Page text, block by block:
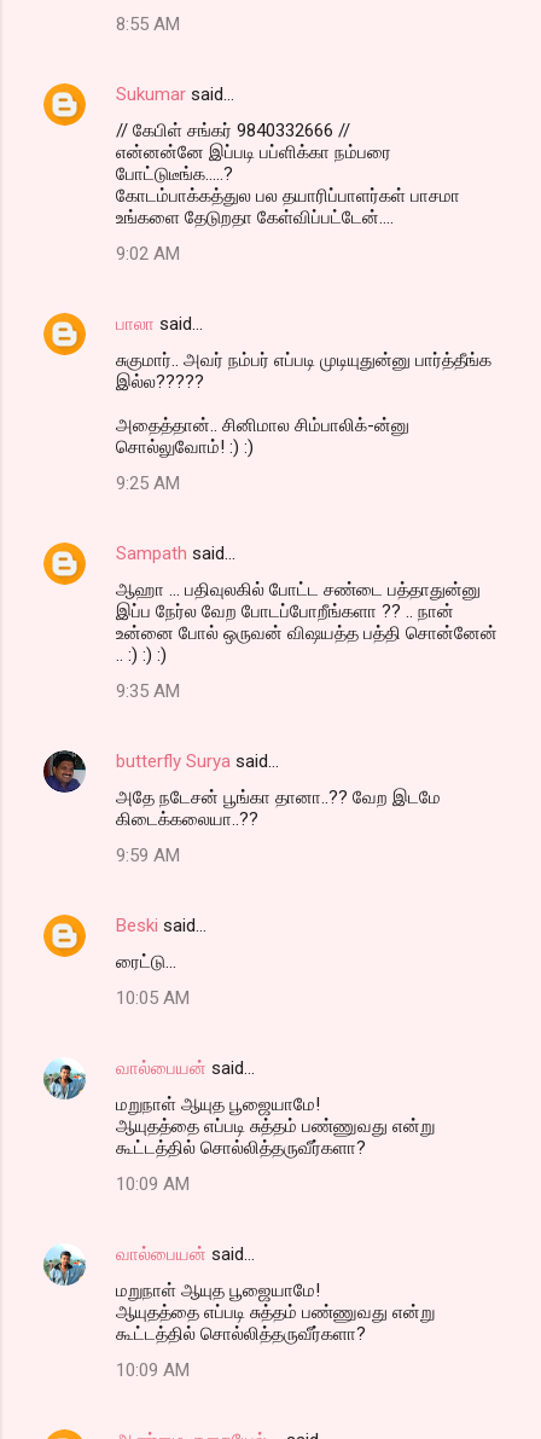
s
8:55 AM
Sukumar said…
// கேபிள் சங்கர் 9840332666 //
என்னன்னே இப்படி பப்ளிக்கா நம்பரை
போட்டுடீங்க.....?
கோடம்பாக்கத்துல பல தயாரிப்பாளர்கள் பாசமா
உங்களை தேடுறதா கேள்விப்பட்டேன்....
9:02 AM
பாலா said…
சுகுமார்.. அவர் நம்பர் எப்படி முடியுதுன்னு பார்த்தீங்க
இல்ல?????
அதைத்தான்.. சினிமால சிம்பாலிக்-ன்னு
சொல்லுவோம்! :) :)
9:25 AM
Sampath said…
ஆஹா ... பதிவுலகில் போட்ட சண்டை பத்தாதுன்னு
இப்ப நேர்ல வேற போடப்போறீங்களா ?? .. நான்
உன்னை போல் ஒருவன் விஷயத்த பத்தி சொன்னேன்
.. :) :) :)
9:35 AM
butterfly Surya said…
அதே நடேசன் பூங்கா தானா..?? வேற இடமே
கிடைக்கலையா..??
9:59 AM
Beski said…
ரைட்டு...
10:05 AM
வால்பையன் said…
மறுநாள் ஆயுத பூஜையாமே!
ஆயுதத்தை எப்படி சுத்தம் பண்ணுவது என்று
கூட்டத்தில் சொல்லித்தருவீர்களா?
10:09 AM
வால்பையன் said…
மறுநாள் ஆயுத பூஜையாமே!
ஆயுதத்தை எப்படி சுத்தம் பண்ணுவது என்று
கூட்டத்தில் சொல்லித்தருவீர்களா?
10:09 AM